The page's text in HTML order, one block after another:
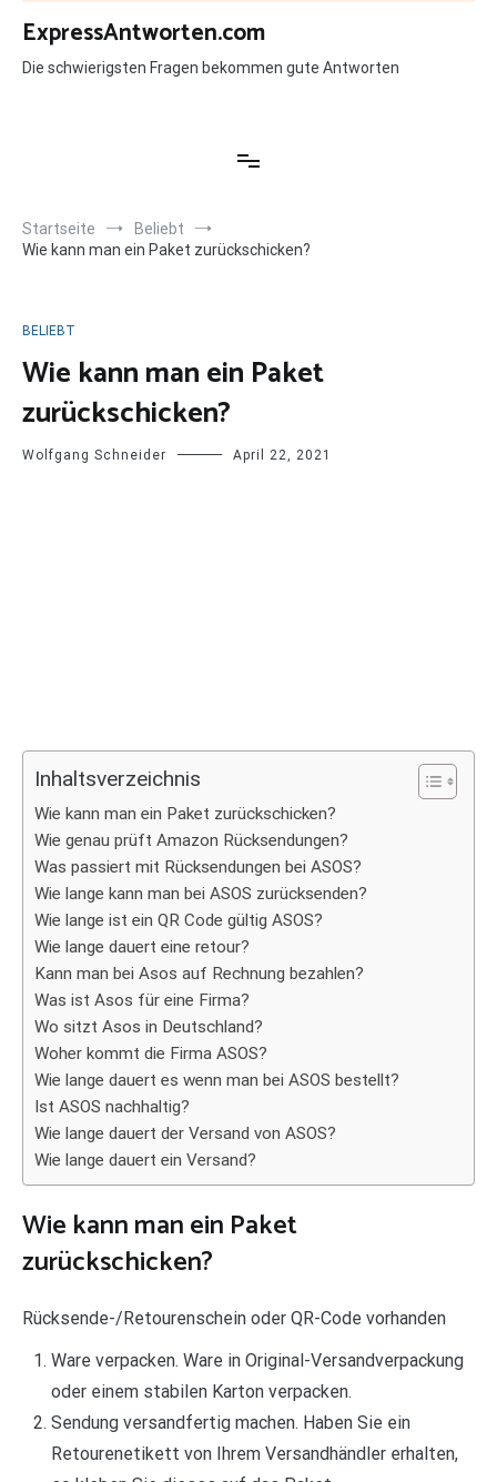
Zum
Inhalt
springen
ExpressAntworten.com
Die schwierigsten Fragen bekommen gute Antworten
Startseite
Beliebt
Wie kann man ein Paket zurückschicken?
BELIEBT
Wie kann man ein Paket
zurückschicken?
Wolfgang Schneider April 22, 2021
Inhaltsverzeichnis
Wie kann man ein Paket zurückschicken?
Wie genau prüft Amazon Rücksendungen?
Was passiert mit Rücksendungen bei ASOS?
Wie lange kann man bei ASOS zurücksenden?
Wie lange ist ein QR Code gültig ASOS?
Wie lange dauert eine retour?
Kann man bei Asos auf Rechnung bezahlen?
Was ist Asos für eine Firma?
Wo sitzt Asos in Deutschland?
Woher kommt die Firma ASOS?
Wie lange dauert es wenn man bei ASOS bestellt?
Ist ASOS nachhaltig?
Wie lange dauert der Versand von ASOS?
Wie lange dauert ein Versand?
Wie kann man ein Paket
zurückschicken?
Rücksende-/Retourenschein oder QR-Code vorhanden
Ware verpacken. Ware in Original-Versandverpackung
oder einem stabilen Karton verpacken.
Sendung versandfertig machen. Haben Sie ein
Retourenetikett von Ihrem Versandhändler erhalten,